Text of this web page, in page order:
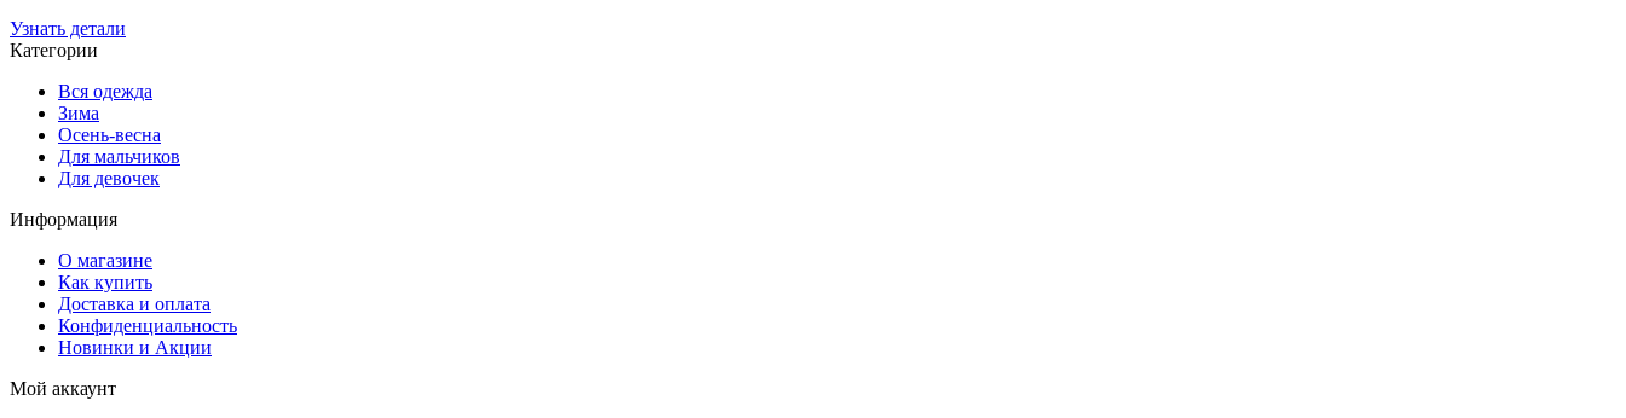
Узнать детали
Категории
Вся одежда
Зима
Осень-весна
Для мальчиков
Для девочек
Информация
О магазине
Как купить
Доставка и оплата
Конфиденциальность
Новинки и Акции
Мой аккаунт